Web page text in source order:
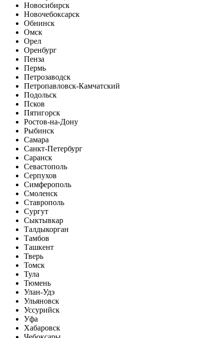
Новосибирск
Новочебоксарск
Обнинск
Омск
Орел
Оренбург
Пенза
Пермь
Петрозаводск
Петропавловск-Камчатский
Подольск
Псков
Пятигорск
Ростов-на-Дону
Рыбинск
Самара
Санкт-Петербург
Саранск
Севастополь
Серпухов
Симферополь
Смоленск
Ставрополь
Сургут
Сыктывкар
Талдыкорган
Тамбов
Ташкент
Тверь
Томск
Тула
Тюмень
Улан-Удэ
Ульяновск
Уссурийск
Уфа
Хабаровск